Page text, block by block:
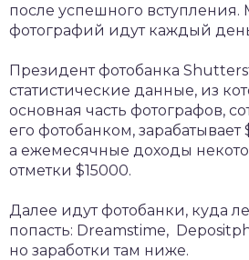
после успешного
фотографий идут каждый
Президент фотобанка
статистические данные, из
основная часть фотографов,
его фотобанком,
а ежемесячные доходы
отметки $15000.
Далее идут фотобанки, куда
попасть: Dreamstime,
но заработки там ниже.